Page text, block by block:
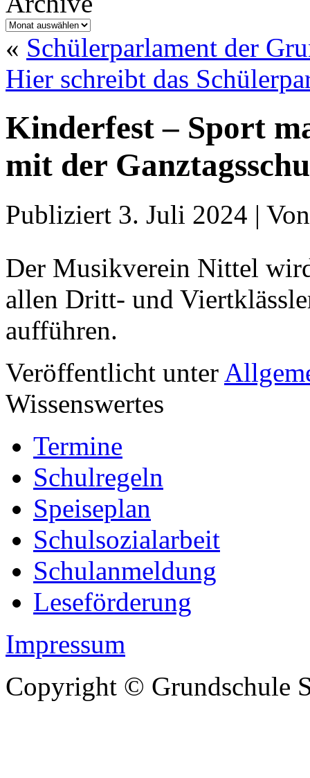
Archive
« Schülerparlament der
Hier schreibt das
Kinderfest – Sport
mit der
Publiziert 3. Juli 2024 | Von
Der Musikverein Nittel
allen Dritt- und
aufführen.
Veröffentlicht unter
Wissenswertes
Termine
Schulregeln
Speiseplan
Schulsozialarbeit
Schulanmeldung
Leseförderung
Impressum
Copyright © Grundschule